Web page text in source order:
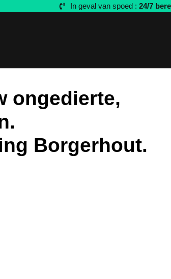
In geval van spoed : 24/7
ongedierte,
Borgerhout.